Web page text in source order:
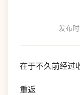
发布
在于不久前经过
重返